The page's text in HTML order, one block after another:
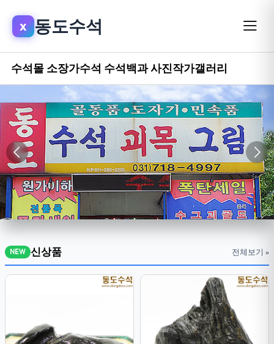
x 동도수석
수석몰 소장가수석 수석백과사진작가갤러리
NEW 신상품 전체보기 »